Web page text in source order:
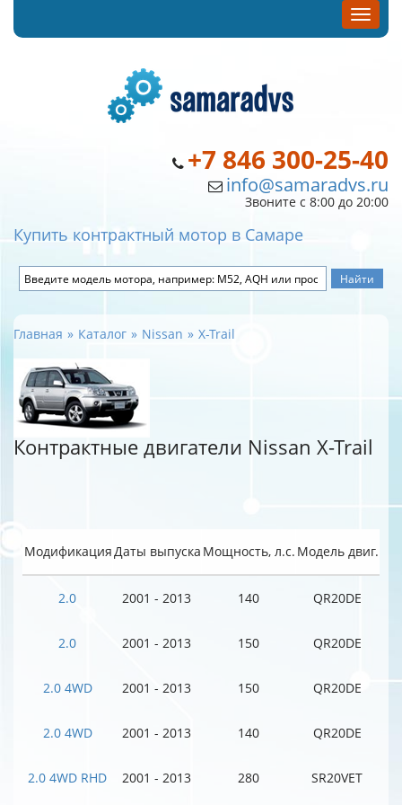
+7 846 300-25-40
info@samaradvs.ru
Звоните с 8:00 до 20:00
Купить контрактный мотор в Самаре
Главная Каталог Nissan X-Trail
Контрактные двигатели Nissan X-Trail
МодификацияДаты выпуска Мощность, л.с. Модель двиг.
2.0 2001 - 2013 140 QR20DE
2.0 2001 - 2013 150 QR20DE
2.0 4WD 2001 - 2013 150 QR20DE
2.0 4WD 2001 - 2013 140 QR20DE
2.0 4WD RHD 2001 - 2013 280 SR20VET